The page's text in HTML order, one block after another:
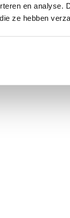
en analyse.
ze hebben
kwaliteit houtskool
hebben om de
nodig dat je wilt